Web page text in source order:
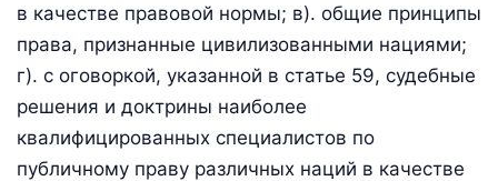
в качестве правовой нормы; в). общие принципы
права, признанные цивилизованными нациями;
г). с оговоркой, указанной в статье 59, судебные
решения и доктрины наиболее
квалифицированных специалистов по
публичному праву различных наций в качестве